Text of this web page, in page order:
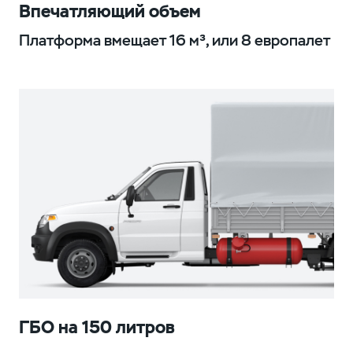
Впечатляющий объем
Платформа вмещает 16 м³, или 8 европалет
ГБО на 150 литров